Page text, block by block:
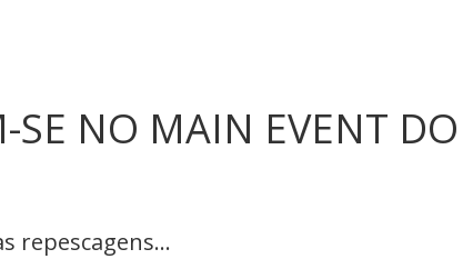
SE NO MAIN EVENT DO
repescagens...